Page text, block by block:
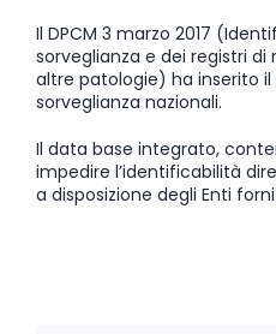
Il DPCM 3 marzo 2017
sorveglianza e dei registri
altre patologie) ha inserito il
sorveglianza nazionali.
Il data base integrato,
impedire l’identificabilità
a disposizione degli Enti